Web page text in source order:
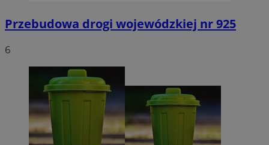
Przebudowa drogi wojewódzkiej nr 925
6